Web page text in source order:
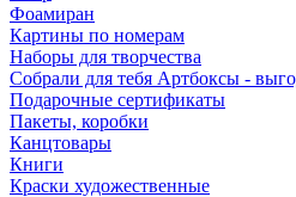
Фоамиран
Картины по номерам
Наборы для творчества
Собрали для тебя Артбоксы -
Подарочные сертификаты
Пакеты, коробки
Канцтовары
Книги
Краски художественные